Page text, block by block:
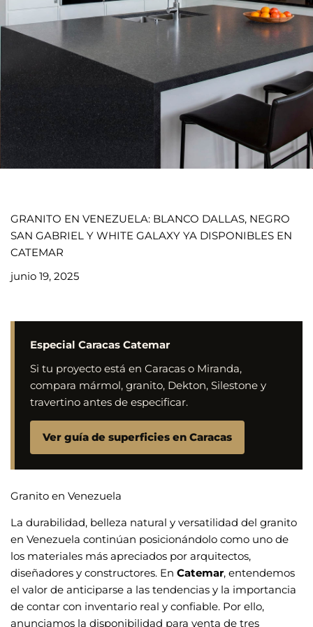
GRANITO EN VENEZUELA: BLANCO DALLAS, NEGRO
SAN GABRIEL Y WHITE GALAXY YA DISPONIBLES EN
CATEMAR
junio 19, 2025
Especial Caracas Catemar
Si tu proyecto está en Caracas o Miranda,
compara mármol, granito, Dekton, Silestone y
travertino antes de especificar.
Ver guía de superficies en Caracas
Granito en Venezuela
La durabilidad, belleza natural y versatilidad del granito
en Venezuela continúan posicionándolo como uno de
los materiales más apreciados por arquitectos,
diseñadores y constructores. En Catemar, entendemos
el valor de anticiparse a las tendencias y la importancia
de contar con inventario real y confiable. Por ello,
anunciamos la disponibilidad para venta de tres